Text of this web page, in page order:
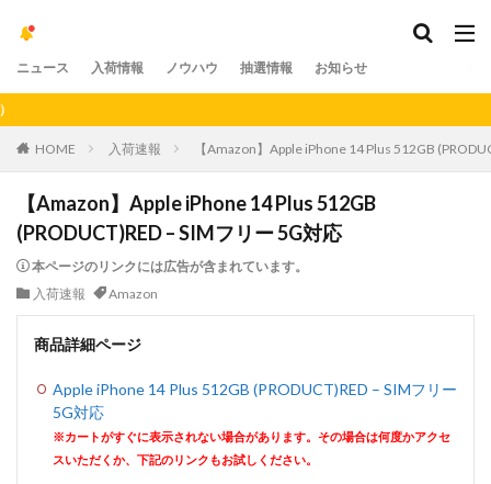
ニュース 入荷情報 ノウハウ 抽選情報 お知らせ
HOME 入荷速報 【Amazon】Apple iPhone 14 Plus 512GB
【Amazon】Apple iPhone 14 Plus 512GB
(PRODUCT)RED – SIMフリー 5G対応
本ページのリンクには広告が含まれています。
入荷速報
Amazon
商品詳細ページ
Apple iPhone 14 Plus 512GB (PRODUCT)RED – SIMフリー
5G対応
※カートがすぐに表示されない場合があります。その場合は何度かアクセ
スいただくか、下記のリンクもお試しください。